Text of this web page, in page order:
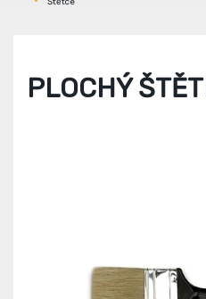
PLOCHÝ